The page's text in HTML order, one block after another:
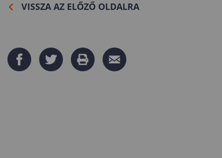
VISSZA AZ ELŐZŐ OLDALRA